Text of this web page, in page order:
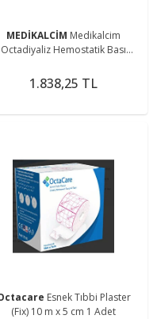
MEDİKALCİM Medikalcim
Octadiyaliz Hemostatik Bası
1.838,25 TL
Esnek Tıbbi Plaster
(Fix) 10 m x 5 cm 1 Adet